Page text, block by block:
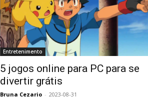
Entretenimento
5 jogos online para PC para se
divertir grátis
Bruna Cezario - 2023-08-31